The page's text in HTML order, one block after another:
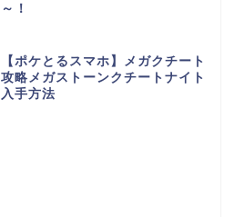
～！
【ポケとるスマホ】メガクチート
攻略メガストーンクチートナイト
入手方法